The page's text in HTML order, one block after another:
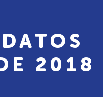
2018